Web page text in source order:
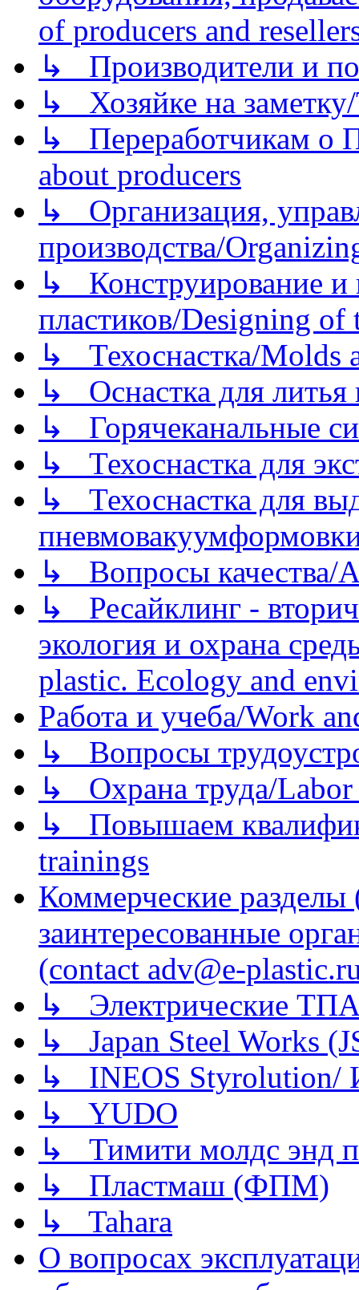
of producers and
↳ Производители и
↳ Хозяйке на
↳ Переработчикам о
about producers
↳ Организация,
производства/
↳ Конструирование и
пластиков/Designing of
↳ Техоснастка/Molds
↳ Оснастка для литья
↳ Горячеканальные
↳ Техоснастка для
↳ Техоснастка для
↳ Вопросы качества/
↳ Ресайклинг -
экология и охрана
plastic. Ecology and
Работа и учеба/Work
↳ Вопросы
↳ Охрана труда/Labor
↳ Повышаем
trainings
Коммерческие
заинтересованные
(contact adv@e-
↳ Электрические
↳ Japan Steel Works
↳ INEOS
↳ YUDO
↳ Тимити молдс энд
↳ Пластмаш (ФПМ)
↳ Tahara
О вопросах